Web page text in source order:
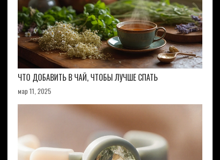
ЧТО ДОБАВИТЬ В ЧАЙ, ЧТОБЫ ЛУЧШЕ СПАТЬ
мар 11, 2025